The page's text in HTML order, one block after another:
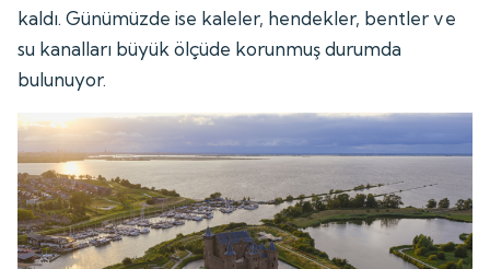
kaldı. Günümüzde ise kaleler, hendekler, bentler ve
su kanalları büyük ölçüde korunmuş durumda
bulunuyor.